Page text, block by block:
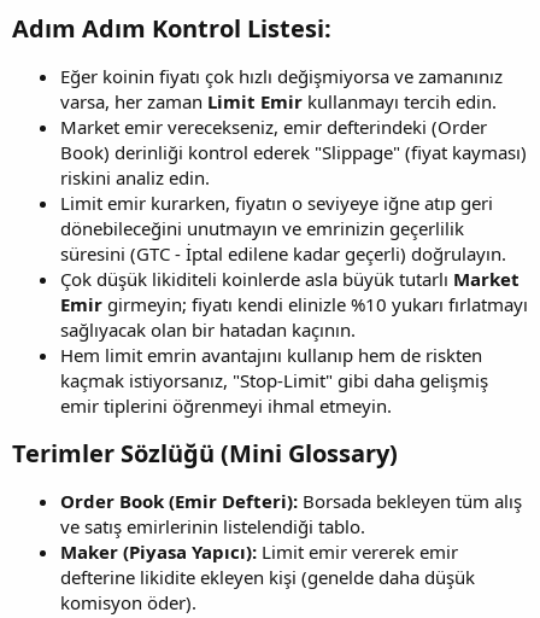
Adım Adım Kontrol Listesi:​
Eğer koinin fiyatı çok hızlı değişmiyorsa ve zamanınız
varsa, her zaman Limit Emir kullanmayı tercih edin.
Market emir verecekseniz, emir defterindeki (Order
Book) derinliği kontrol ederek "Slippage" (fiyat kayması)
riskini analiz edin.
Limit emir kurarken, fiyatın o seviyeye iğne atıp geri
dönebileceğini unutmayın ve emrinizin geçerlilik
süresini (GTC - İptal edilene kadar geçerli) doğrulayın.
Çok düşük likiditeli koinlerde asla büyük tutarlı Market
Emir girmeyin; fiyatı kendi elinizle %10 yukarı fırlatmayı
sağlıyacak olan bir hatadan kaçının.
Hem limit emrin avantajını kullanıp hem de riskten
kaçmak istiyorsanız, "Stop-Limit" gibi daha gelişmiş
emir tiplerini öğrenmeyi ihmal etmeyin.
Terimler Sözlüğü (Mini Glossary)​
Order Book (Emir Defteri): Borsada bekleyen tüm alış
ve satış emirlerinin listelendiği tablo.
Maker (Piyasa Yapıcı): Limit emir vererek emir
defterine likidite ekleyen kişi (genelde daha düşük
komisyon öder).